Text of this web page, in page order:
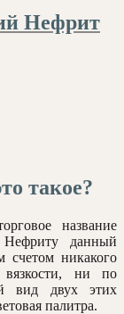
Нефрит
такое?
название
данный
счетом никакого
ни по
вид двух этих
палитра.